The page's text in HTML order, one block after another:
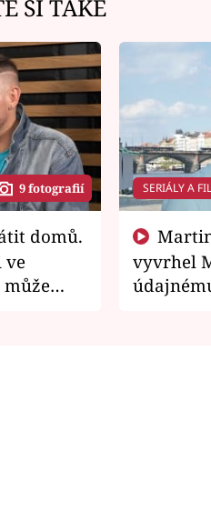
SI TAKÉ
9 fotografií
ve
SERIÁLY A
vyvrhel